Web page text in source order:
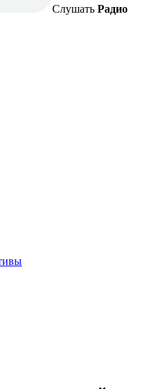
Слушать Радио